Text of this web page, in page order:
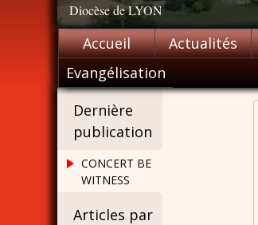
Diocèse de LYON
Accueil Actualités
Evangélisation
Dernière
publication
CONCERT BE
WITNESS
Articles par